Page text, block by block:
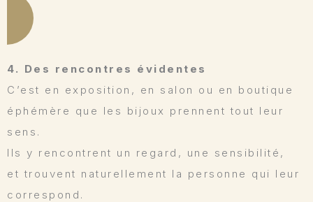
4. Des rencontres évidentes
C’est en exposition, en salon ou en boutique
éphémère que les bijoux prennent tout leur
sens.
Ils y rencontrent un regard, une sensibilité,
et trouvent naturellement la personne qui leur
correspond.